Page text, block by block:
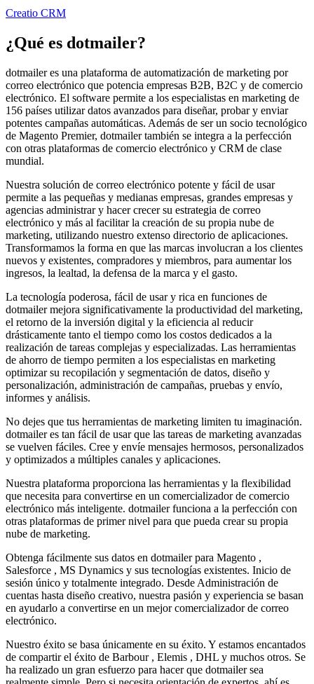
Creatio CRM
¿Qué es dotmailer?
dotmailer es una plataforma de automatización de marketing por
correo electrónico que potencia empresas B2B, B2C y de comercio
electrónico. El software permite a los especialistas en marketing de
156 países utilizar datos avanzados para diseñar, probar y enviar
potentes campañas automáticas. Además de ser un socio tecnológico
de Magento Premier, dotmailer también se integra a la perfección
con otras plataformas de comercio electrónico y CRM de clase
mundial.
Nuestra solución de correo electrónico potente y fácil de usar
permite a las pequeñas y medianas empresas, grandes empresas y
agencias administrar y hacer crecer su estrategia de correo
electrónico y más al facilitar la creación de su propia nube de
marketing, utilizando nuestro extenso directorio de aplicaciones.
Transformamos la forma en que las marcas involucran a los clientes
nuevos y existentes, compradores y miembros, para aumentar los
ingresos, la lealtad, la defensa de la marca y el gasto.
La tecnología poderosa, fácil de usar y rica en funciones de
dotmailer mejora significativamente la productividad del marketing,
el retorno de la inversión digital y la eficiencia al reducir
drásticamente tanto el tiempo como los costos dedicados a la
realización de tareas complejas y especializadas. Las herramientas
de ahorro de tiempo permiten a los especialistas en marketing
optimizar su recopilación y segmentación de datos, diseño y
personalización, administración de campañas, pruebas y envío,
informes y análisis.
No dejes que tus herramientas de marketing limiten tu imaginación.
dotmailer es tan fácil de usar que las tareas de marketing avanzadas
se vuelven fáciles. Cree y envíe mensajes hermosos, personalizados
y optimizados a múltiples canales y aplicaciones.
Nuestra plataforma proporciona las herramientas y la flexibilidad
que necesita para convertirse en un comercializador de comercio
electrónico más inteligente. dotmailer funciona a la perfección con
otras plataformas de primer nivel para que pueda crear su propia
nube de marketing.
Obtenga fácilmente sus datos en dotmailer para Magento ,
Salesforce , MS Dynamics y sus tecnologías existentes. Inicio de
sesión único y totalmente integrado. Desde Administración de
cuentas hasta diseño creativo, nuestra pasión y experiencia se basan
en ayudarlo a convertirse en un mejor comercializador de correo
electrónico.
Nuestro éxito se basa únicamente en su éxito. Y estamos encantados
de compartir el éxito de Barbour , Elemis , DHL y muchos otros. Se
ha realizado un gran esfuerzo para hacer que dotmailer sea